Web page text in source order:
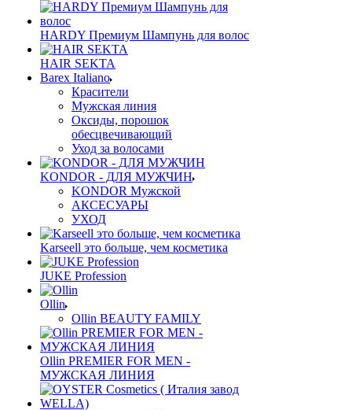
HARDY Премиум Шампунь для волос
HAIR SEKTA
Barex Italiano
Красители
Мужская линия
Оксиды, порошок
обесцвечивающий
Уход за волосами
KONDOR - ДЛЯ МУЖЧИН
KONDOR Мужской
АКСЕСУАРЫ
УХОД
Karseell это больше, чем косметика
JUKE Profession
Ollin
Ollin BEAUTY FAMILY
Ollin PREMIER FOR MEN -
МУЖСКАЯ ЛИНИЯ